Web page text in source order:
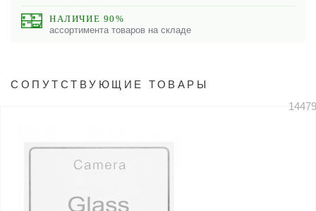
НАЛИЧИЕ 90%
ассортимента товаров на складе
СОПУТСТВУЮЩИЕ ТОВАРЫ